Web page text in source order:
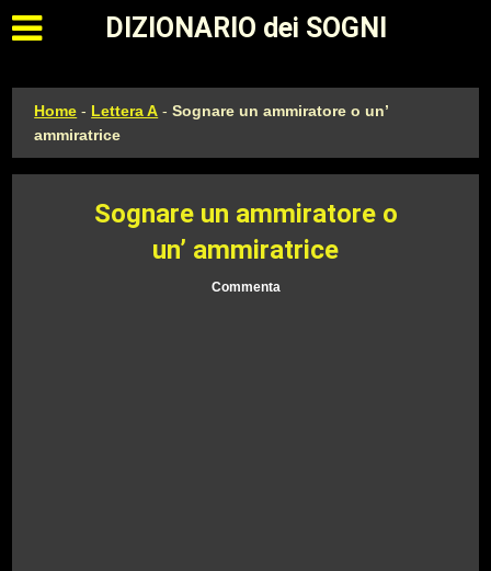
Apri il menu principale
DIZIONARIO dei SOGNI
Home - Lettera A -Sognare un ammiratore o un’
ammiratrice
Sognare un ammiratore o
un’ ammiratrice
Commenta